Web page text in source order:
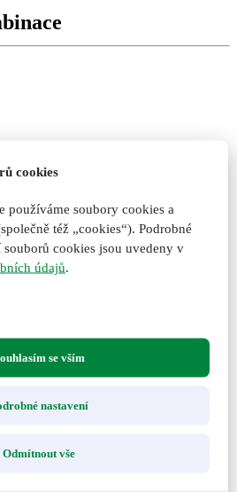
kapslí
v krvi. Doplněk stravy.
košíkuNepřidáno do košíku
cookies
používáme soubory cookies a
též „cookies“). Podrobné
cookies jsou uvedeny v
údajů.
se vším
nastavení
Odmítnout vše